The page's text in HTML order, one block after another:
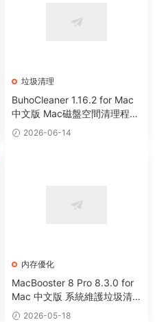
垃圾清理
BuhoCleaner 1.16.2 for Mac
中文版 Mac磁盤空間清理程序
卸載系統優化工具
2026-06-14
内存優化
MacBooster 8 Pro 8.3.0 for
Mac 中文版 系統維護垃圾清
理病毒掃描工具
2026-05-18